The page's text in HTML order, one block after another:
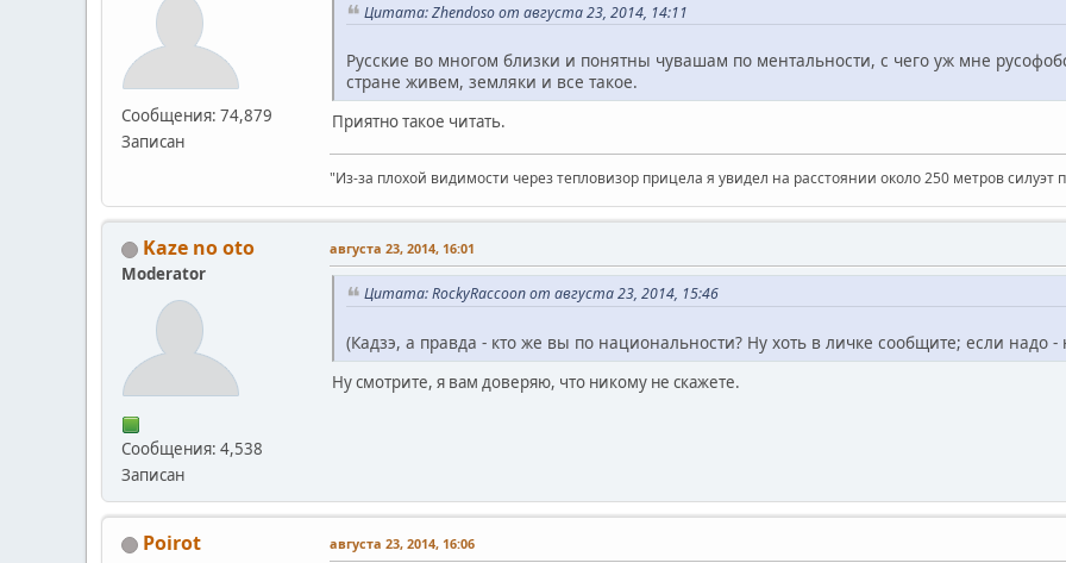
Сообщения: 74,879
Записан
Цитата: Zhendoso от августа 23, 2014, 14:11
Русские во многом близки и понятны чувашам по ментальности, c чего уж мне
стране живем, земляки и все такое.
Приятно такое читать.
"Из-за плохой видимости через тепловизор прицела я увидел на расстоянии около 250 метров
Kaze no oto
Moderator
Сообщения: 4,538
Записан
августа 23, 2014, 16:01
Цитата: RockyRaccoon от августа 23, 2014, 15:46
(Кадзэ, а правда - кто же вы по национальности? Ну хоть в личке сообщите; если надо
Ну смотрите, я вам доверяю, что никому не скажете.
Poirot августа 23, 2014, 16:06